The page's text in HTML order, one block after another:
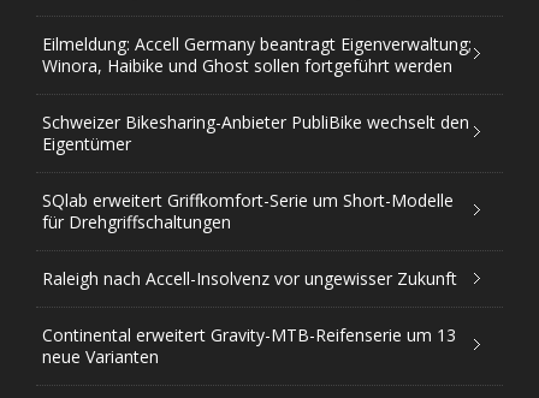
Eilmeldung: Accell Germany beantragt Eigenverwaltung;
Winora, Haibike und Ghost sollen fortgeführt werden
Schweizer Bikesharing-Anbieter PubliBike wechselt den
Eigentümer
SQlab erweitert Griffkomfort-Serie um Short-Modelle
für Drehgriffschaltungen
Raleigh nach Accell-Insolvenz vor ungewisser Zukunft
Continental erweitert Gravity-MTB-Reifenserie um 13
neue Varianten